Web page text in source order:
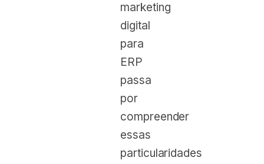
marketing
digital
para
ERP
passa
por
compreender
essas
particularidades